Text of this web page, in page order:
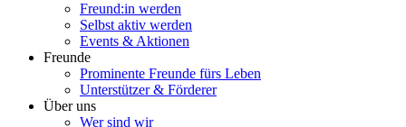
Freund:in werden
Selbst aktiv werden
Events & Aktionen
Freunde
Prominente Freunde fürs Leben
Unterstützer & Förderer
Über uns
Wer sind wir